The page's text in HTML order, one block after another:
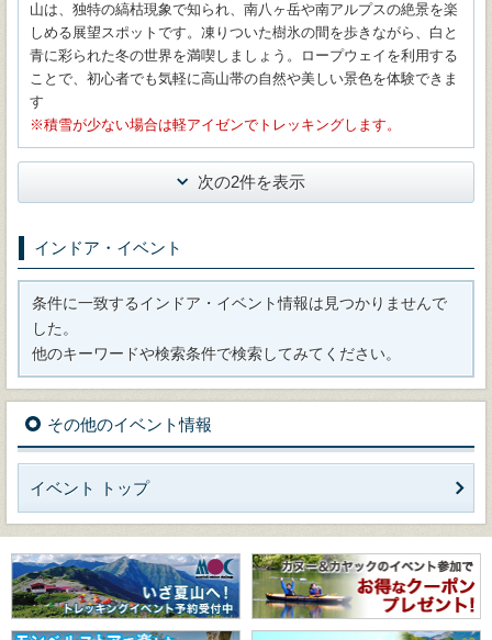
山は、独特の縞枯現象で知られ、南八ヶ岳や南アルプスの絶景を楽
しめる展望スポットです。凍りついた樹氷の間を歩きながら、白と
青に彩られた冬の世界を満喫しましょう。ロープウェイを利用する
ことで、初心者でも気軽に高山帯の自然や美しい景色を体験できま
す
積雪が少ない場合は軽アイゼンでトレッキングします。
次の2件を表示
インドア・イベント
条件に一致するインドア・イベント情報は見つかりませんで
した。
他のキーワードや検索条件で検索してみてください。
その他のイベント情報
イベント トップ